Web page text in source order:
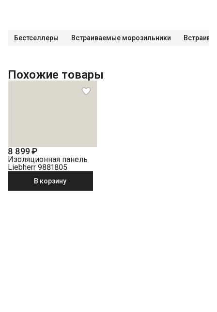
до МКАД, СПБ до КАД)
Встраивание техники в мебель (без доработки)
Демонстрация работы техники
Бестселлеры Встраиваемые морозильники
Похожие товары
8 899 ₽
Изоляционная панель
Liebherr 9881805
В корзину